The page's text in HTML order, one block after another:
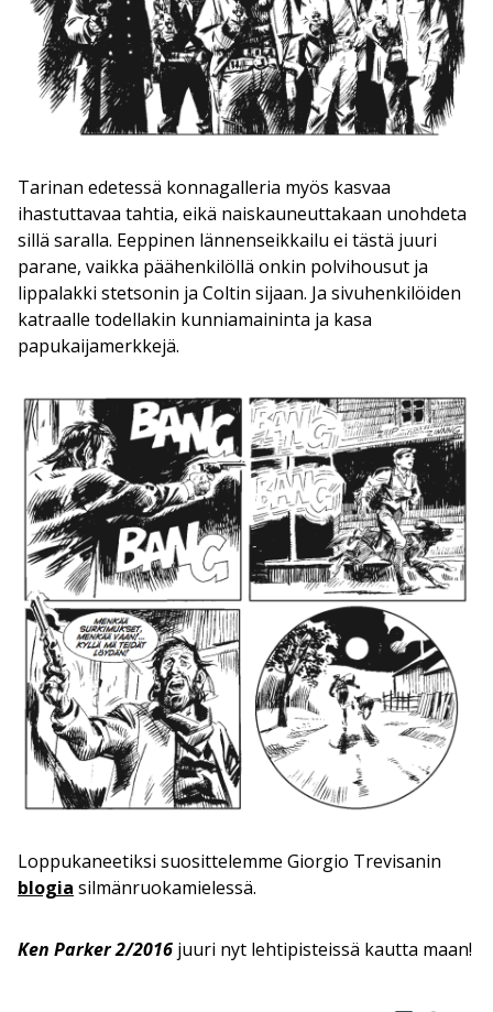
Tarinan edetessä konnagalleria myös kasvaa
ihastuttavaa tahtia, eikä naiskauneuttakaan unohdeta
sillä saralla. Eeppinen lännenseikkailu ei tästä juuri
parane, vaikka päähenkilöllä onkin polvihousut ja
lippalakki stetsonin ja Coltin sijaan. Ja sivuhenkilöiden
katraalle todellakin kunniamaininta ja kasa
papukaijamerkkejä.
Loppukaneetiksi suosittelemme Giorgio Trevisanin
blogia silmänruokamielessä.
Ken Parker 2/2016 juuri nyt lehtipisteissä kautta maan!